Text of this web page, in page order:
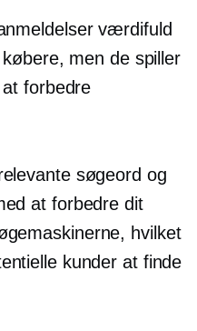
værdifuld
men de spiller
forbedre
søgeord og
at forbedre dit
hvilket
kunder at finde